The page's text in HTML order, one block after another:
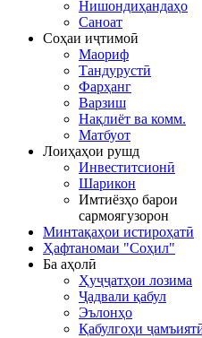
Нишондиҳандаҳо
Саноат
Соҳаи иҷтимоӣ
Маориф
Тандурустӣ
Фарҳанг
Варзиш
Нақлиёт ва комм.
Матбуот
Лоиҳаҳои рушд
Инвеститсионӣ
Шарикон
Имтиёзҳо барои
сармоягузорон
Минтақаҳои истироҳатӣ
Ҳафтаномаи "Соҳил"
Ба аҳолӣ
Ҳуҷҷатҳои лозима
Ҷадвали қабул
Эълонҳо
Қабулгоҳи